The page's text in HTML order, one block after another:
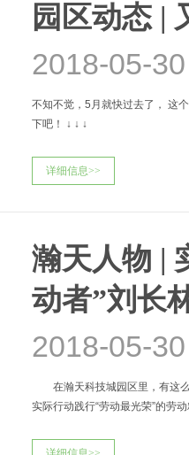
园区动态 |
2018-05-30
不知不觉，5月就快过去了， 这
下吧！ ↓ ↓ ↓
详细信息>>
瀚天人物 |
动者”刘长
2018-05-30
在瀚天科技城园区里，有这么
实际行动践行“劳动最光荣”的劳